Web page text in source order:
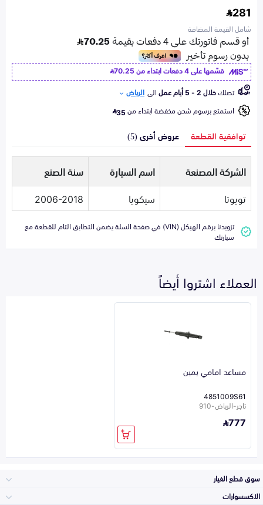
281
شامل القيمة المضافة
قسّمها على 4 دفعات ابتداء من
70.25
تصلكخلال 2 - 5 أيام عمل الى الرياض
استمتع برسوم شحن مخفضة ابتداء من35
توافقية القطعة عروض أخرى (5)
الشركة المصنعة اسم السيارة
سنة الصنع
تويوتا
سيكويا 2006-2018
تزويدنا برقم الهيكل (VIN) في صفحة السلة يضمن التطابق التام للقطعة مع
سيارتك
العملاء اشتروا أيضاً
مساعد امامي يمين
4851009S61
تاجر-الرياض-910
777
سوق قطع الغيار
الاكسسوارات